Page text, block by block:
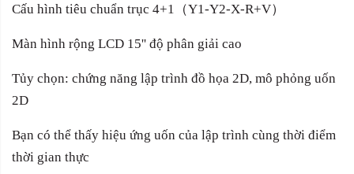
Cấu hình tiêu chuẩn trục 4+1 （Y1-Y2-X-R+V）
Màn hình rộng LCD 15'' độ phân giải cao
Tủy chọn: chứng năng lập trình đồ họa 2D, mô phỏng uốn
2D
Bạn có thể thấy hiệu ứng uốn của lập trình cùng thời điểm
thời gian thực